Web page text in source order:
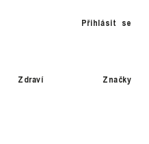
Přihlásit se
Zdraví Značky